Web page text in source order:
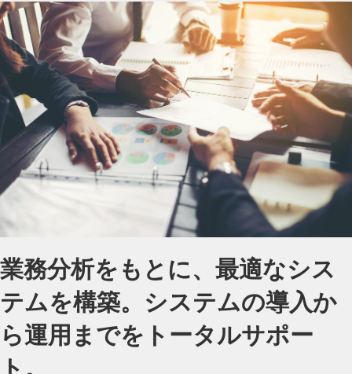
業務分析をもとに、最適なシス
テムを構築。 システムの導入か
ら運用までをトータルサポー
ト。